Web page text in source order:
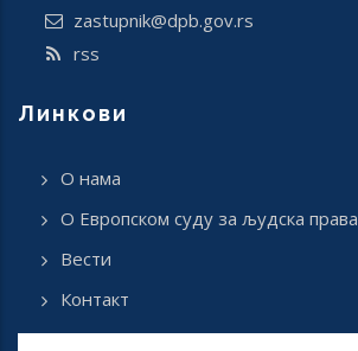
zastupnik@dpb.gov.rs
rss
Линкови
О нама
О Европском суду за људска права
Вести
Контакт